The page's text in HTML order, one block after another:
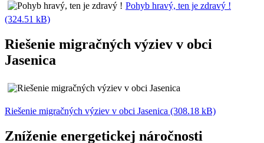
Pohyb hravý, ten je zdravý !
(324.51 kB)
Riešenie migračných výziev v obci
Jasenica
Riešenie migračných výziev v obci Jasenica (308.18 kB)
Zníženie energetickej náročnosti